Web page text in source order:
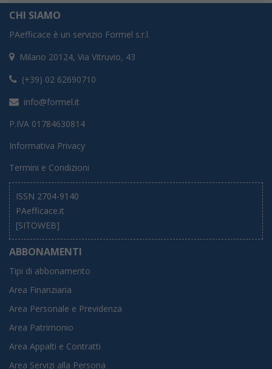
CHI SIAMO
PAefficace è un servizio Formel s.r.l.
Milano 20124, Via Vitruvio, 43
(+39) 02 62690710
info@formel.it
P.IVA 01784630814
Informativa Privacy
Termini e Condizioni
ISSN 2704-9140
PAefficace.it
[SITOWEB]
ABBONAMENTI
Tipi di abbonamento
Area Finanziaria
Area Personale e Previdenza
Area Patrimonio
Area Appalti e Contratti
Area Servizi alla Persona